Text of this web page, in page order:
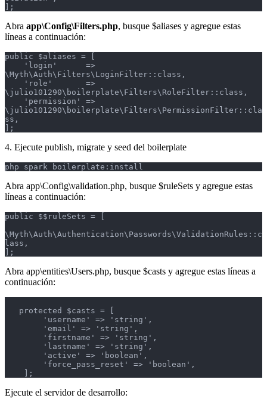
];
Abra app\Config\Filters.php, busque $aliases y agregue estas
líneas a continuación:
public $aliases = [
\Myth\Auth\Filters\LoginFilter::class,
\julio101290\boilerplate\Filters\RoleFilter::class,
\julio101290\boilerplate\Filters\PermissionFilter::cla
ss,
];
4. Ejecute publish, migrate y seed del boilerplate
php spark boilerplate:install
Abra app\Config\validation.php, busque $ruleSets y agregue estas
líneas a continuación:
public $$ruleSets = [
\Myth\Auth\Authentication\Passwords\ValidationRules::c
lass,
];
Abra app\entities\Users.php, busque $casts y agregue estas líneas a
continuación:
    ];
Ejecute el servidor de desarrollo: